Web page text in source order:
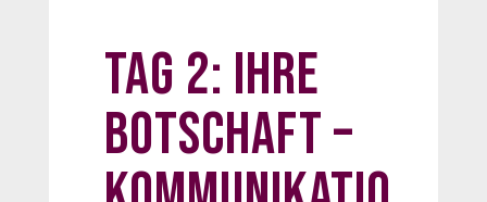
Tag 2: Ihre
Botschaft –